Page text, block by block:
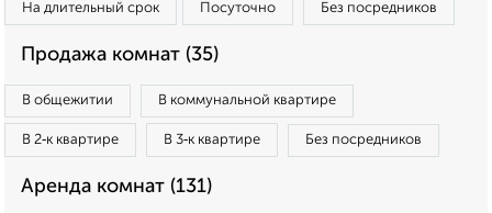
На длительный срок Посуточно Без посредников
Продажа комнат (35)
В общежитии В коммунальной квартире
В 2‑к квартире В 3‑к квартире Без посредников
Аренда комнат (131)